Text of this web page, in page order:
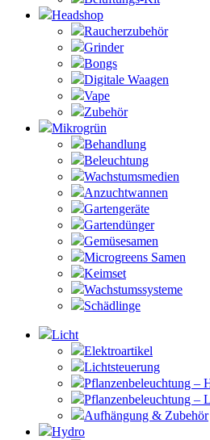
Headshop
Raucherzubehör
Grinder
Bongs
Digitale Waagen
Vape
Zubehör
Mikrogrün
Behandlung
Beleuchtung
Wachstumsmedien
Anzuchtwannen
Gartengeräte
Gartendünger
Gemüsesamen
Microgreens Samen
Keimset
Wachstumssysteme
Schädlinge
Licht
Elektroartikel
Lichtsteuerung
Pflanzenbeleuchtung –
Pflanzenbeleuchtung –
Aufhängung & Zubehör
Hydro